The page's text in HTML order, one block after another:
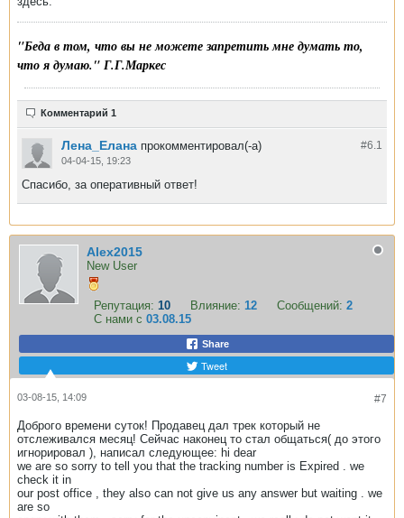
"Беда в том, что вы не можете запретить мне думать то,
что я думаю." Г.Г.Маркес
Комментарий 1
#6. 1
Лена_Елана прокомментировал(-а)
04-04-15, 19:23
Спасибо, за оперативный ответ!
Alex2015
New User
Репутация: 10 Влияние: 12 Сообщений: 2
С нами с 03.08.15
Share
Tweet
#7
03-08-15, 14:09
Доброго времени суток! Продавец дал трек который не
отслеживался месяц! Сейчас наконец то стал общаться( до этого
игнорировал ), написал следующее: hi dear
we are so sorry to tell you that the tracking number is Expired . we
check it in
our post office , they also can not give us any answer but waiting . we
are so